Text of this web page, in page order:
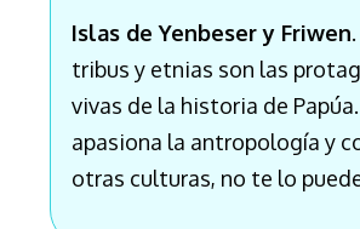
Islas de Yenbeser y Friwen
tribus y etnias son las
vivas de la historia de
apasiona la antropología y
otras culturas, no te lo